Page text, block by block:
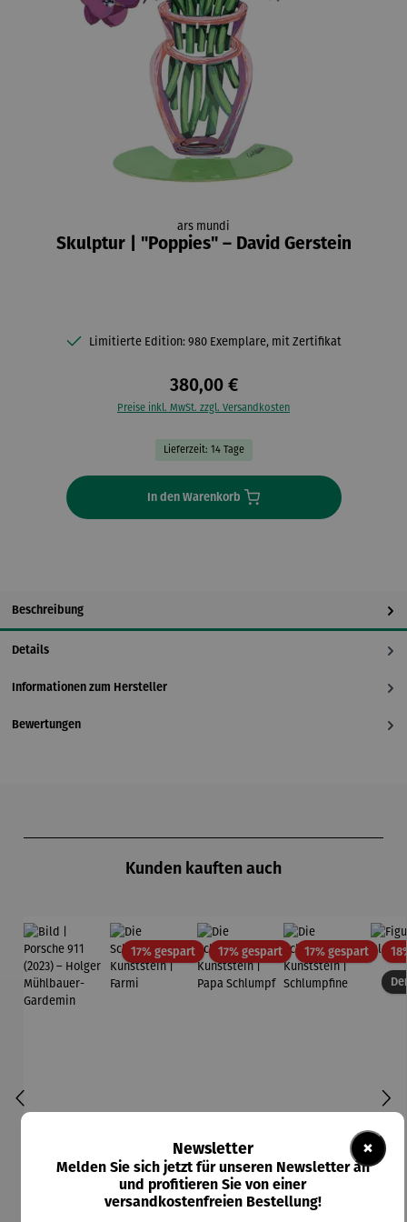
ars mundi
Skulptur | "Poppies" – David Gerstein
Limitierte Edition: 980 Exemplare, mit Zertifikat
380,00 €
Preise inkl. MwSt. zzgl. Versandkosten
Lieferzeit: 14 Tage
In den Warenkorb
Beschreibung
Details
Informationen zum Hersteller
Bewertungen
Kunden kauften auch
17% gespartRabatt17% gespartRabatt17% gespartRabatt
×
Newsletter
Melden Sie sich jetzt für unseren Newsletter an
und profitieren Sie von einer
versandkostenfreien Bestellung!